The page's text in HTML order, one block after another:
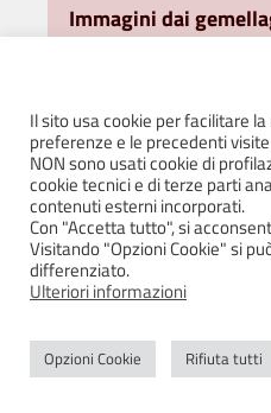
Immagini dai
Il Giardino dei
Il Giardino segreto
La Corte degli Ulivi
Le mura e i bastioni
Il sito usa cookie per facilitare
preferenze e le precedenti
NON sono usati cookie di
cookie tecnici e di terze parti
contenuti esterni incorporati.
Con "Accetta tutto", si
Visitando "Opzioni Cookie" si
differenziato.
Ulteriori informazioni
Opzioni Cookie Rifiuta tutti